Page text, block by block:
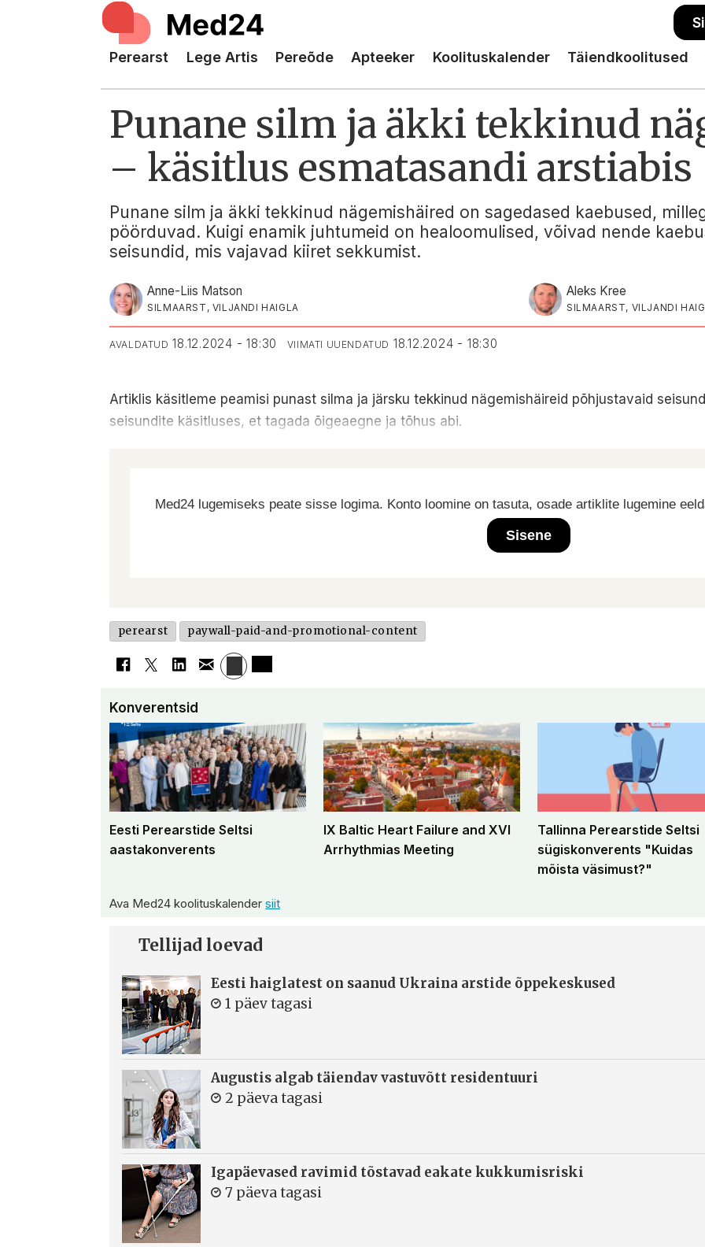
Perearst Lege Artis Pereõde Apteeker Koolituskalender Täiendkoolitused
Punane silm ja äkki tekkinud
– käsitlus esmatasandi arstiabis
Punane silm ja äkki tekkinud nägemishäired on sagedased kaebused,
pöörduvad. Kuigi enamik juhtumeid on healoomulised, võivad nende
seisundid, mis vajavad kiiret sekkumist.
Anne-Liis Matson
SILMAARST, VILJANDI HAIGLA
Aleks Kree
SILMAARST, VILJANDI
AVALDATUD 18.12.2024 - 18:30 VIIMATI UUENDATUD 18.12.2024 - 18:30
Artiklis käsitleme peamisi punast silma ja järsku tekkinud nägemishäireid põhjustavaid
seisundite käsitluses, et tagada õigeaegne ja tõhus abi.
Med24 lugemiseks peate sisse logima. Konto loomine on tasuta, osade artiklite lugemine
Sisene
perearst paywall-paid-and-promotional-content
Konverentsid
Eesti Perearstide Seltsi
aastakonverents
IX Baltic Heart Failure and XVI
Arrhythmias Meeting
Tallinna Perearstide Seltsi
sügiskonverents "Kuidas
mõista väsimust?"
Ava Med24 koolituskalendersiit
Tellijad loevad
Eesti haiglatest on saanud Ukraina arstide õppekeskused
1 päev tagasi
Augustis algab täiendav vastuvõtt residentuuri
2 päeva tagasi
Igapäevased ravimid tõstavad eakate kukkumisriski
7 päeva tagasi